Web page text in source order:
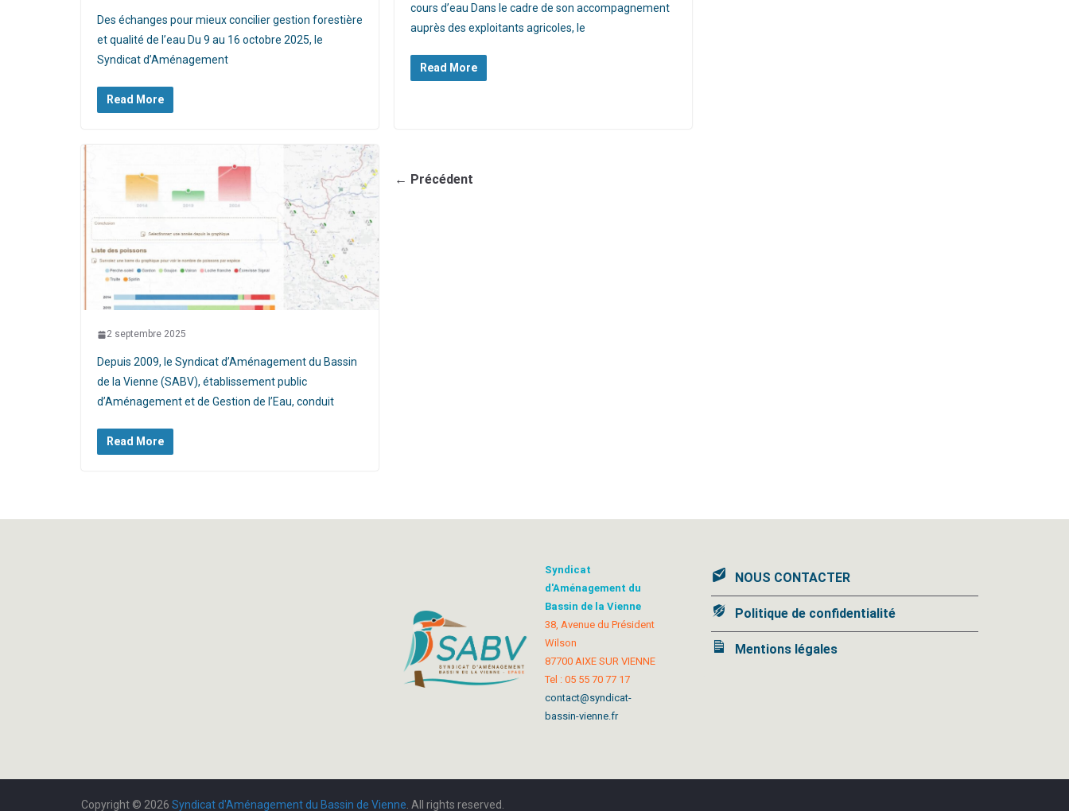
Des échanges pour mieux concilier gestion forestière
et qualité de l’eau Du 9 au 16 octobre 2025, le
Syndicat d’Aménagement
Read More
cours d’eau Dans le cadre de son accompagnement
auprès des exploitants agricoles, le
Read More
2 septembre 2025
Depuis 2009, le Syndicat d’Aménagement du Bassin
de la Vienne (SABV), établissement public
d’Aménagement et de Gestion de l’Eau, conduit
Read More
← Précédent
Syndicat
d'Aménagement du
Bassin de la Vienne
38, Avenue du Président
Wilson
87700 AIXE SUR VIENNE
Tel : 05 55 70 77 17
contact@syndicat-
bassin-vienne.fr
NOUS CONTACTER
Politique de confidentialité
Mentions légales
Copyright © 2026 Syndicat d'Aménagement du Bassin de Vienne . All rights reserved.